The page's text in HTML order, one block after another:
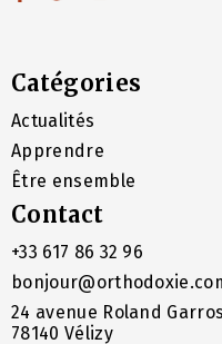
Catégories
Actualités
Apprendre
Être ensemble
Contact
+33 617 86 32 96
24 avenue Roland Garros
78140 Vélizy